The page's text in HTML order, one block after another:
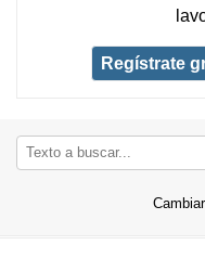
Regístrate